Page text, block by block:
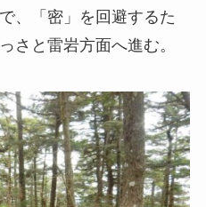
、
「密」 を回避するた
さと 雷岩方面へ進む。